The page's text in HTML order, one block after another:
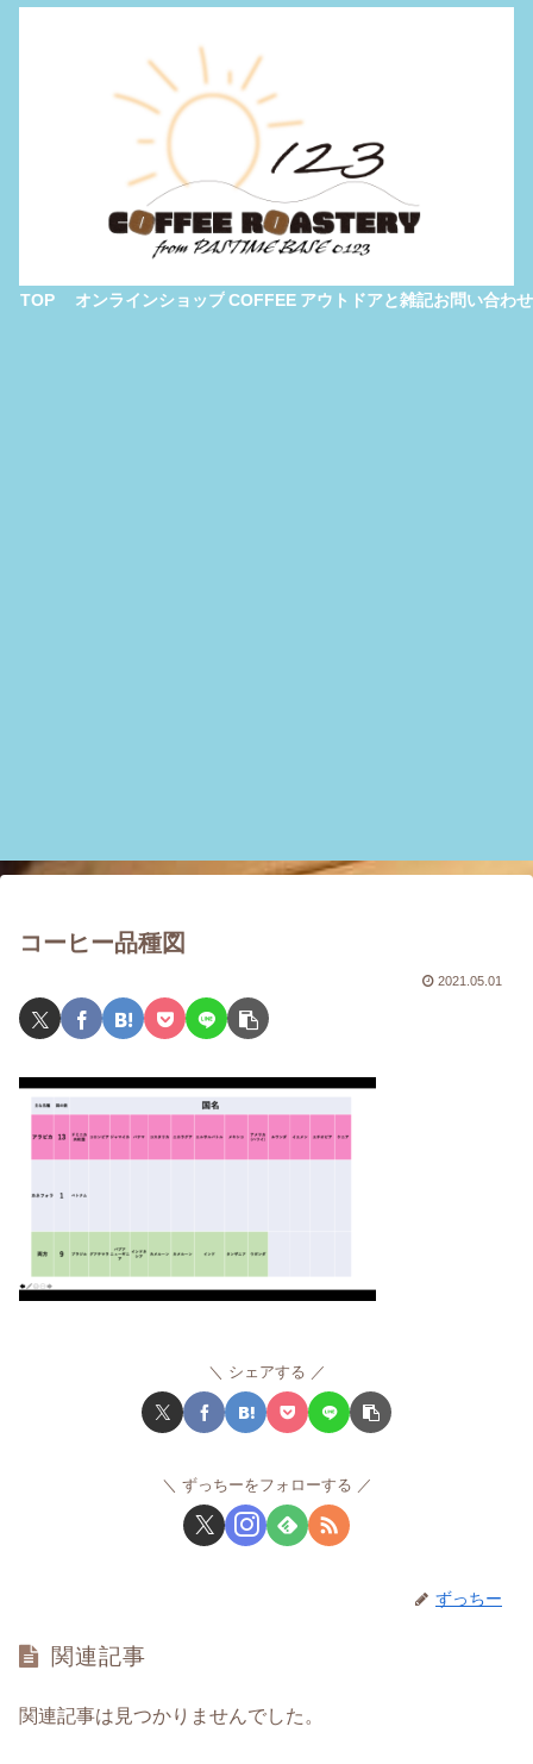
TOP オンラインショップCOFFEE アウトドアと雑記お問い合わせ
コーヒー品種図
2021.05.01
シェアする
ずっちーをフォローする
ずっちー
関連記事
関連記事は見つかりませんでした。